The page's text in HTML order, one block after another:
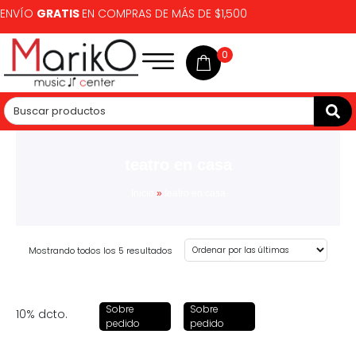
ENVÍO GRATIS EN COMPRAS DE MÁS DE $1,500
0
»
Mostrando todos los 5 resultados
10% dcto.
Sobre
pedido
Sobre
pedido